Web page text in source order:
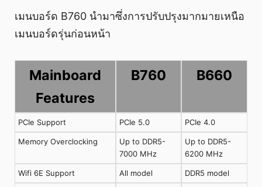
เมนบอร์ด B760 นำมาซึ่งการปรับปรุงมากมายเหนือ
เมนบอร์ดรุ่นก่อนหน้า
Mainboard
Features
B760 B660
PCIe Support PCIe 5.0 PCIe 4.0
Memory Overclocking
Up to DDR5-
7000 MHz
Up to DDR5-
6200 MHz
Wifi 6E Support All model DDR5 model